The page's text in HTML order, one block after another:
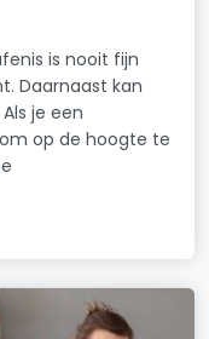
is nooit fijn
Daarnaast kan
je een
op de hoogte te